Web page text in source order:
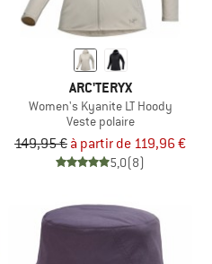
ARC'TERYX
Women's Kyanite LT Hoody
Veste polaire
149,95 € à partir de 119,96 €
5,0(8)